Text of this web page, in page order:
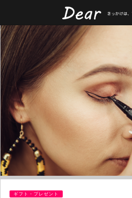
ギフト・プレゼント